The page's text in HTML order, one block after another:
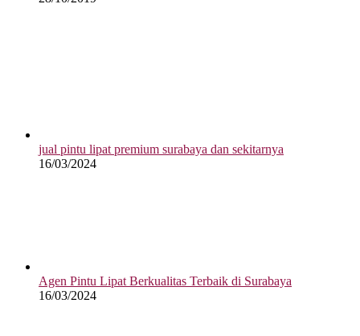
jual pintu lipat premium surabaya dan sekitarnya
16/03/2024
Agen Pintu Lipat Berkualitas Terbaik di Surabaya
16/03/2024